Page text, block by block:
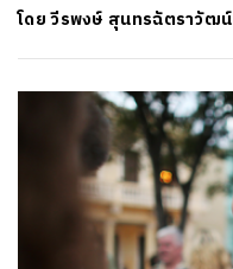
โดยวีรพงษ์ สุนทรฉัตราวัฒน์